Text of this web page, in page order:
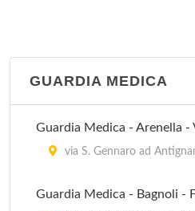
GUARDIA MEDICA
Guardia Medica - Arenella -
via S. Gennaro ad
Guardia Medica - Bagnoli -